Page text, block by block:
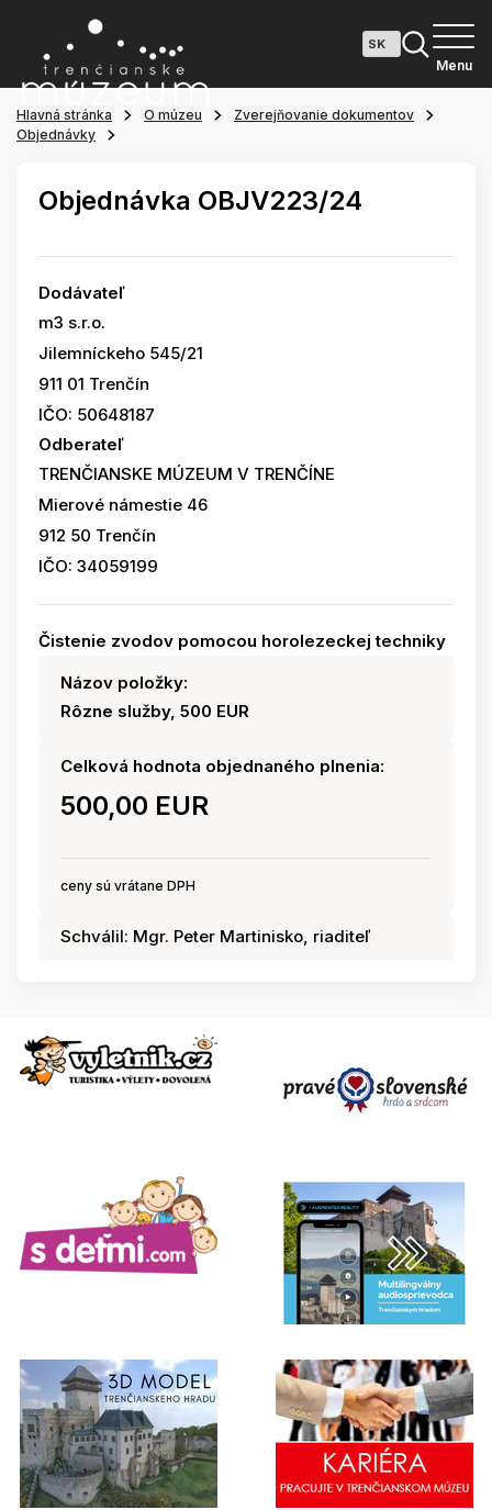
Menu
Hlavná stránka O múzeu
Zverejňovanie dokumentov
Objednávky
Objednávka OBJV223/24
Dodávateľ
m3 s.r.o.
Jilemníckeho 545/21
911 01 Trenčín
IČO: 50648187
Odberateľ
TRENČIANSKE MÚZEUM V TRENČÍNE
Mierové námestie 46
912 50 Trenčín
IČO: 34059199
Čistenie zvodov pomocou horolezeckej techniky
Názov položky:
Rôzne služby, 500 EUR
Celková hodnota objednaného plnenia:
500,00 EUR
ceny sú vrátane DPH
Schválil: Mgr. Peter Martinisko, riaditeľ